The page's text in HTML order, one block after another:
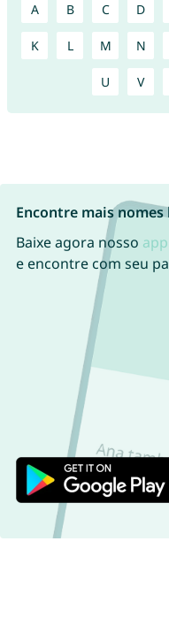
A B C D
K L M N
U V
Encontre mais
Baixe agora nosso
e encontre com seu